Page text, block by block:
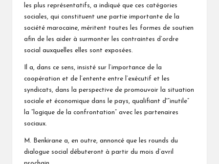
les plus représentatifs, a indiqué que ces catégories
sociales, qui constituent une partie importante de la
société marocaine, méritent toutes les formes de soutien
afin de les aider à surmonter les contraintes d’ordre
social auxquelles elles sont exposées.
Il a, dans ce sens, insisté sur l’importance de la
coopération et de l’entente entre l’exécutif et les
syndicats, dans la perspective de promouvoir la situation
sociale et économique dans le pays, qualifiant d'”inutile”
la “logique de la confrontation” avec les partenaires
sociaux.
M. Benkirane a, en outre, annoncé que les rounds du
dialogue social débuteront à partir du mois d’avril